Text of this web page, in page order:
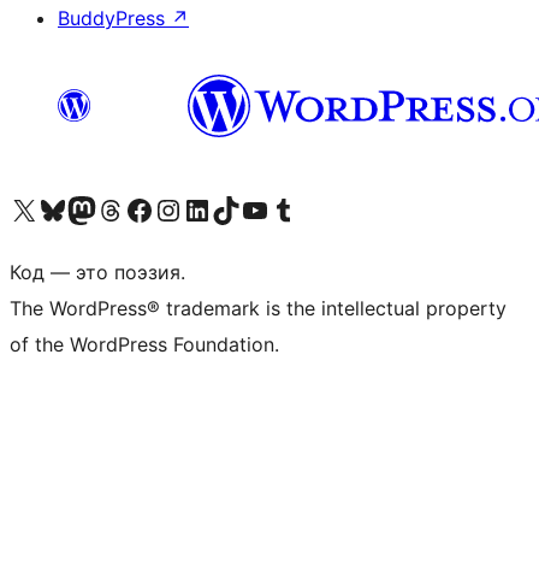
BuddyPress ↗
Посетите нас в X (ранее Twitter)
Посетите нашу учётную запись в Bluesky
Посетите нашу ленту в Mastodon
Посетите нашу учётную запись в Threads
Посетите нашу страницу на Facebook
Посетите наш Instagram
Посетите нашу страницу в LinkedIn
Посетите нашу учётную запись в TikTok
Посетите наш канал YouTube
Посетите нашу учётную запись в Tumblr
Код — это поэзия.
The WordPress® trademark is the intellectual property
of the WordPress Foundation.